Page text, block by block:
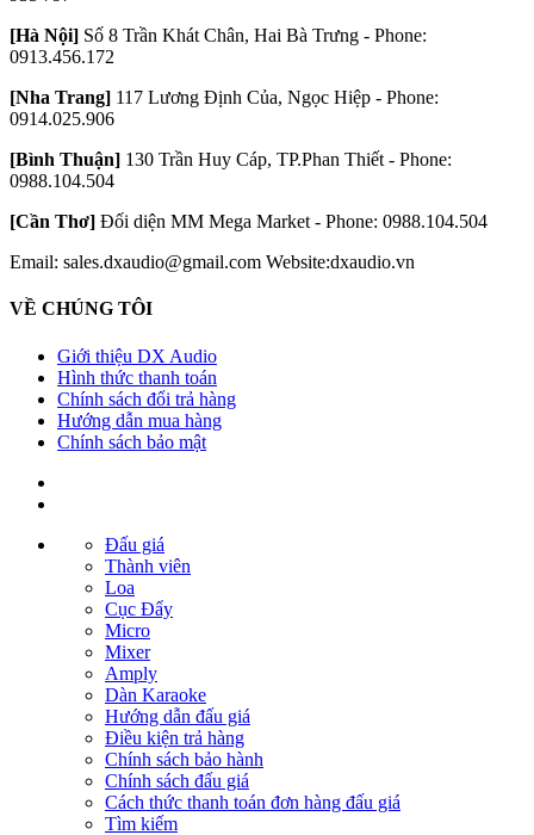
[Hà Nội] Số 8 Trần Khát Chân, Hai Bà Trưng - Phone:
0913.456.172
[Nha Trang] 117 Lương Định Của, Ngọc Hiệp - Phone:
0914.025.906
[Bình Thuận] 130 Trần Huy Cáp, TP.Phan Thiết - Phone:
0988.104.504
[Cần Thơ] Đối diện MM Mega Market - Phone: 0988.104.504
Email: sales.dxaudio@gmail.com Website:dxaudio.vn
VỀ CHÚNG TÔI
Giới thiệu DX Audio
Hình thức thanh toán
Chính sách đổi trả hàng
Hướng dẫn mua hàng
Chính sách bảo mật
Đấu giá
Thành viên
Loa
Cục Đẩy
Micro
Mixer
Amply
Dàn Karaoke
Hướng dẫn đấu giá
Điều kiện trả hàng
Chính sách bảo hành
Chính sách đấu giá
Cách thức thanh toán đơn hàng đấu giá
Tìm kiếm